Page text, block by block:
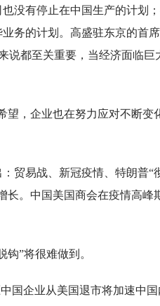
没有停止在中国生产的计划
务的计划。高盛驻东京的首席
说都至关重要，当经济面临巨
望，企业也在努力应对不断变
贸易战、新冠疫情、特朗普“
长。中国美国商会在疫情高峰
”将很难做到。
国企业从美国退市将加速中国